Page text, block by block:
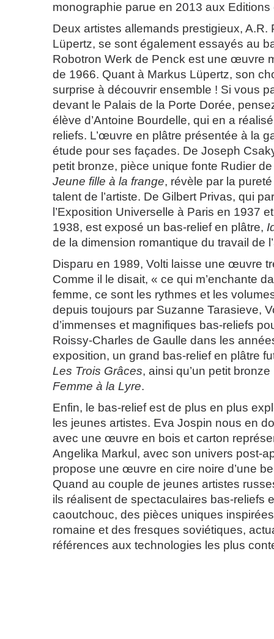
monographie parue en 2013 aux Editions
Deux artistes allemands prestigieux, A.R.
Lüpertz, se sont également essayés au
Robotron Werk de Penck est une œuvre
de 1966. Quant à Markus Lüpertz, son
surprise à découvrir ensemble ! Si vous
devant le Palais de la Porte Dorée,
élève d’Antoine Bourdelle, qui en a
reliefs. L’œuvre en plâtre présentée à la
étude pour ses façades. De Joseph
petit bronze, pièce unique fonte Rudier
Jeune fille à la frange, révèle par la
talent de l’artiste. De Gilbert Privas, qui
l’Exposition Universelle à Paris en 1937
1938, est exposé un bas-relief en plâtre,
de la dimension romantique du travail de
Disparu en 1989, Volti laisse une œuvre
Comme il le disait, « ce qui m’enchante
femme, ce sont les rythmes et les
depuis toujours par Suzanne Tarasieve,
d’immenses et magnifiques bas-reliefs
Roissy-Charles de Gaulle dans les
exposition, un grand bas-relief en plâtre
Les Trois Grâces, ainsi qu’un petit
Femme à la Lyre.
Enfin, le bas-relief est de plus en plus
les jeunes artistes. Eva Jospin nous en
avec une œuvre en bois et carton
Angelika Markul, avec son univers post-
propose une œuvre en cire noire d’une
Quand au couple de jeunes artistes
ils réalisent de spectaculaires bas-reliefs
caoutchouc, des pièces uniques inspirées
romaine et des fresques soviétiques,
références aux technologies les plus